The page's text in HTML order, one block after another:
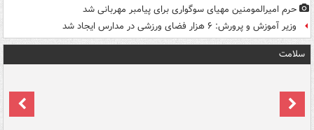
حرم امیرالمومنین مهیای سوگواری برای پیامبر مهربانی شد
وزیر آموزش و پرورش: ۶ هزار فضای ورزشی در مدارس ایجاد شد
سلامت